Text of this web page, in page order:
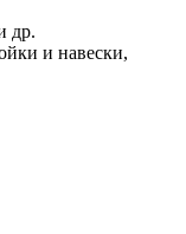
др.
и навески,